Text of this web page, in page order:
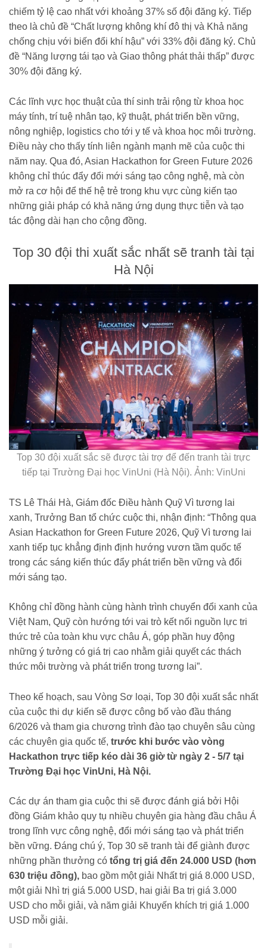
chiếm tỷ lệ cao nhất với khoảng 37% số đội đăng ký. Tiếp
theo là chủ đề “Chất lượng không khí đô thị và Khả năng
chống chịu với biến đổi khí hậu” với 33% đội đăng ký. Chủ
đề “Năng lượng tái tạo và Giao thông phát thải thấp” được
30% đội đăng ký.
Các lĩnh vực học thuật của thí sinh trải rộng từ khoa học
máy tính, trí tuệ nhân tạo, kỹ thuật, phát triển bền vững,
nông nghiệp, logistics cho tới y tế và khoa học môi trường.
Điều này cho thấy tính liên ngành mạnh mẽ của cuộc thi
năm nay. Qua đó, Asian Hackathon for Green Future 2026
không chỉ thúc đẩy đổi mới sáng tạo công nghệ, mà còn
mở ra cơ hội để thế hệ trẻ trong khu vực cùng kiến tạo
những giải pháp có khả năng ứng dụng thực tiễn và tạo
tác động dài hạn cho cộng đồng.
Top 30 đội thi xuất sắc nhất sẽ tranh tài tại
Hà Nội
Top 30 đội xuất sắc sẽ được tài trợ để đến tranh tài trực
tiếp tại Trường Đại học VinUni (Hà Nội). Ảnh: VinUni
TS Lê Thái Hà, Giám đốc Điều hành Quỹ Vì tương lai
xanh, Trưởng Ban tổ chức cuộc thi, nhận định: “Thông qua
Asian Hackathon for Green Future 2026, Quỹ Vì tương lai
xanh tiếp tục khẳng định định hướng vươn tầm quốc tế
trong các sáng kiến thúc đẩy phát triển bền vững và đổi
mới sáng tạo.
Không chỉ đồng hành cùng hành trình chuyển đổi xanh của
Việt Nam, Quỹ còn hướng tới vai trò kết nối nguồn lực tri
thức trẻ của toàn khu vực châu Á, góp phần huy động
những ý tưởng có giá trị cao nhằm giải quyết các thách
thức môi trường và phát triển trong tương lai”.
Theo kế hoạch, sau Vòng Sơ loại, Top 30 đội xuất sắc nhất
của cuộc thi dự kiến sẽ được công bố vào đầu tháng
6/2026 và tham gia chương trình đào tạo chuyên sâu cùng
các chuyên gia quốc tế, trước khi bước vào vòng
Hackathon trực tiếp kéo dài 36 giờ từ ngày 2 - 5/7 tại
Trường Đại học VinUni, Hà Nội.
Các dự án tham gia cuộc thi sẽ được đánh giá bởi Hội
đồng Giám khảo quy tụ nhiều chuyên gia hàng đầu châu Á
trong lĩnh vực công nghệ, đổi mới sáng tạo và phát triển
bền vững. Đáng chú ý, Top 30 sẽ tranh tài để giành được
những phần thưởng có tổng trị giá đến 24.000 USD (hơn
630 triệu đồng), bao gồm một giải Nhất trị giá 8.000 USD,
một giải Nhì trị giá 5.000 USD, hai giải Ba trị giá 3.000
USD cho mỗi giải, và năm giải Khuyến khích trị giá 1.000
USD mỗi giải.